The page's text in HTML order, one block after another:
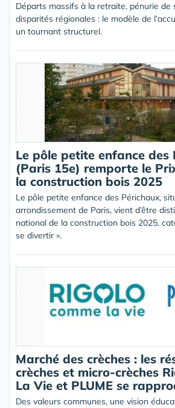
Départs massifs à la retraite, pénurie de
disparités régionales : le modèle de
un tournant structurel.
Le pôle petite enfance des
(Paris 15e) remporte le
la construction bois 2025
Le pôle petite enfance des Périchaux,
arrondissement de Paris, vient d’être
national de la construction bois 2025,
se divertir ».
Marché des crèches : les
crèches et micro-crèches
La Vie et PLUME se
Des valeurs communes, une vision